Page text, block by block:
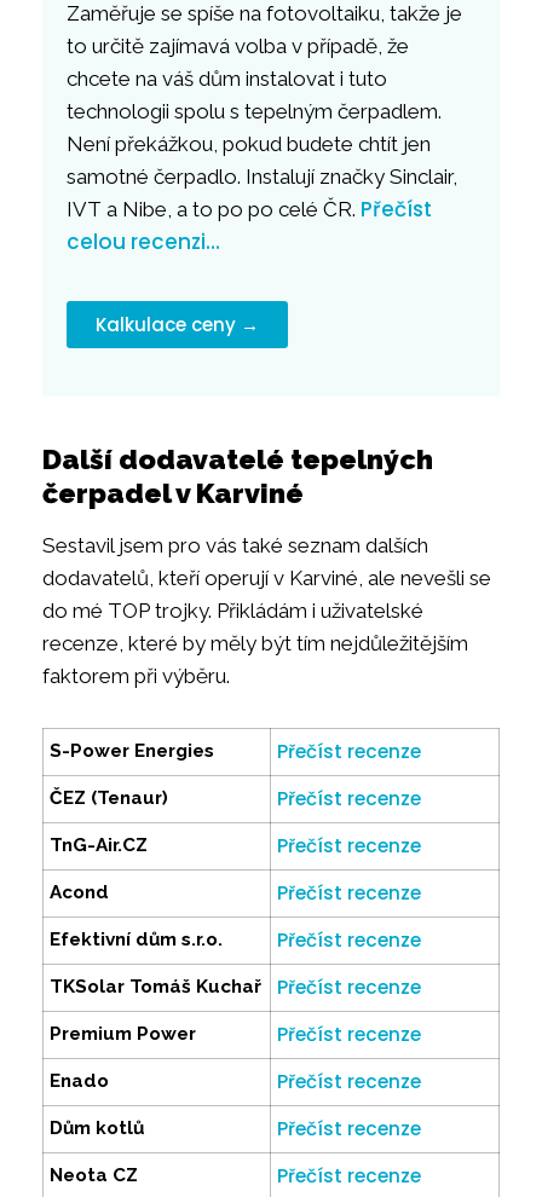
Zaměřuje se spíše na fotovoltaiku, takže je
to určitě zajímavá volba v případě, že
chcete na váš dům instalovat i tuto
technologii spolu s tepelným čerpadlem.
Není překážkou, pokud budete chtít jen
samotné čerpadlo. Instalují značky Sinclair,
IVT a Nibe, a to po po celé ČR. Přečíst
celou recenzi…
Kalkulace ceny →
Další dodavatelé tepelných
čerpadel v Karviné
Sestavil jsem pro vás také seznam dalších
dodavatelů, kteří operují v Karviné, ale nevešli se
do mé TOP trojky. Přikládám i uživatelské
recenze, které by měly být tím nejdůležitějším
faktorem při výběru.
S-Power Energies Přečíst recenze
ČEZ (Tenaur) Přečíst recenze
TnG-Air.CZ Přečíst recenze
Acond Přečíst recenze
Efektivní dům s.r.o. Přečíst recenze
TKSolar Tomáš Kuchař Přečíst recenze
Premium Power Přečíst recenze
Enado Přečíst recenze
Dům kotlů Přečíst recenze
Neota CZ Přečíst recenze